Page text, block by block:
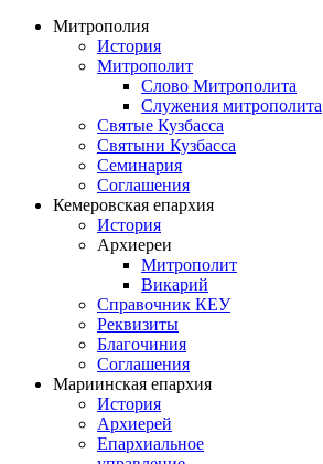
Митрополия
История
Митрополит
Слово Митрополита
Служения митрополита
Святые Кузбасса
Святыни Кузбасса
Семинария
Соглашения
Кемеровская епархия
История
Архиереи
Митрополит
Викарий
Справочник КЕУ
Реквизиты
Благочиния
Соглашения
Мариинская епархия
История
Архиерей
Епархиальное